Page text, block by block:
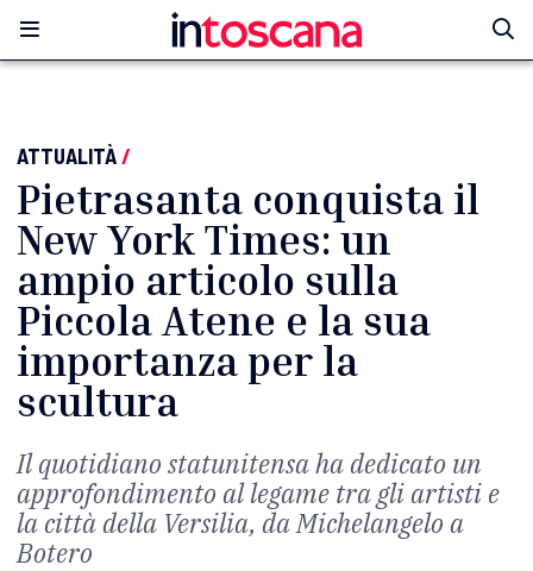
ATTUALITÀ/
Pietrasanta conquista il
New York Times: un
ampio articolo sulla
Piccola Atene e la sua
importanza per la
scultura
Il quotidiano statunitensa ha dedicato un
approfondimento al legame tra gli artisti e
la città della Versilia, da Michelangelo a
Botero